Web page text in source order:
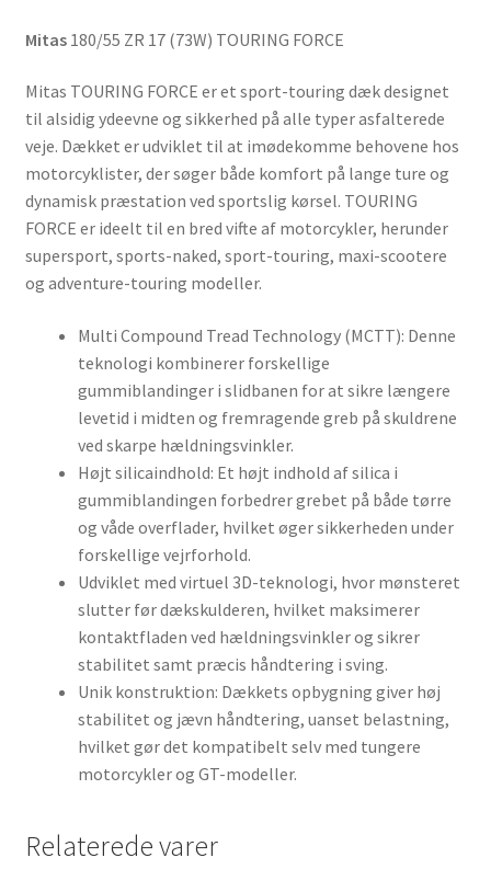
Mitas 180/55 ZR 17 (73W) TOURING FORCE
Mitas TOURING FORCE er et sport-touring dæk designet
til alsidig ydeevne og sikkerhed på alle typer asfalterede
veje. Dækket er udviklet til at imødekomme behovene hos
motorcyklister, der søger både komfort på lange ture og
dynamisk præstation ved sportslig kørsel. TOURING
FORCE er ideelt til en bred vifte af motorcykler, herunder
supersport, sports-naked, sport-touring, maxi-scootere
og adventure-touring modeller.
Multi Compound Tread Technology (MCTT): Denne
teknologi kombinerer forskellige
gummiblandinger i slidbanen for at sikre længere
levetid i midten og fremragende greb på skuldrene
ved skarpe hældningsvinkler.
Højt silicaindhold: Et højt indhold af silica i
gummiblandingen forbedrer grebet på både tørre
og våde overflader, hvilket øger sikkerheden under
forskellige vejrforhold.
Udviklet med virtuel 3D-teknologi, hvor mønsteret
slutter før dækskulderen, hvilket maksimerer
kontaktfladen ved hældningsvinkler og sikrer
stabilitet samt præcis håndtering i sving.
Unik konstruktion: Dækkets opbygning giver høj
stabilitet og jævn håndtering, uanset belastning,
hvilket gør det kompatibelt selv med tungere
motorcykler og GT-modeller.
Relaterede varer